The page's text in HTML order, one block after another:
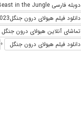
دوبله فارسی The Beast in the Jungle
دانلود فیلم هیولای درون جنگلThe Beast in the Jungle 2023
تماشای آنلاین هیولای درون جنگل 2023
دانلود فیلم هیولای درون جنگل +